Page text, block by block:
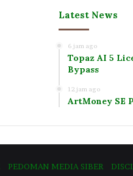
Latest News
6 jam ago
Topaz AI 5
Bypass
12 jam ago
ArtMoney SE
PEDOMAN MEDIA SIBER